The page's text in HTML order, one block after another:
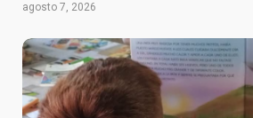
agosto 7, 2026